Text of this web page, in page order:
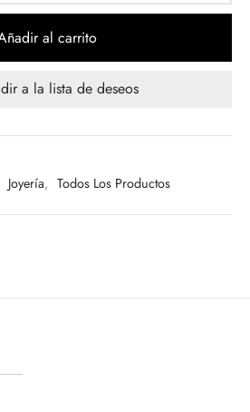
al carrito
a la lista de deseos
Joyería, Todos Los Productos